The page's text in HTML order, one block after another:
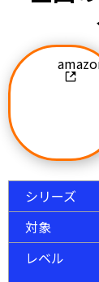
シリーズ
対象
レベル